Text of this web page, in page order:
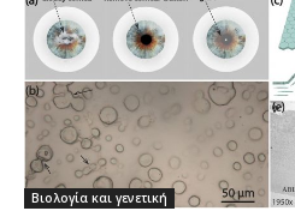
Βιολογία και γενετική